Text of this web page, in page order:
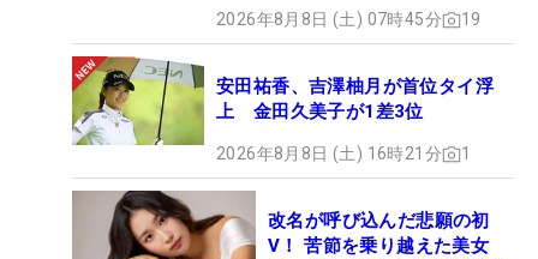
2026年8月8日 (土) 07時45分 19
安田祐香、吉澤柚月が首位タイ浮
上 金田久美子が1差3位
2026年8月8日 (土) 16時21分 1
改名が呼び込んだ悲願の初
V！ 苦節を乗り越えた美女